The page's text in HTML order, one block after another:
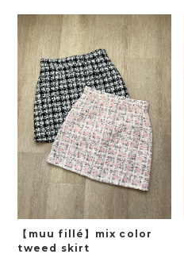
【muu fillé】mix color
tweed skirt